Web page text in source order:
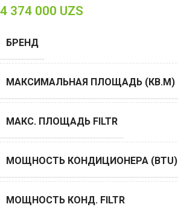
4 374 000 UZS
БРЕНД
МАКСИМАЛЬНАЯ ПЛОЩАДЬ (КВ.М)
МАКС. ПЛОЩАДЬ FILTR
МОЩНОСТЬ КОНДИЦИОНЕРА (BTU)
МОЩНОСТЬ КОНД. FILTR